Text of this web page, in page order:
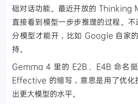
础对话功能。最近开放的 Thinking
直接看到模型一步步推理的过程。
分模型才能开，比如 Google 自家
持。
Gemma 4 里的 E2B、E4B 命名
Effective 的缩写，意思是用了优化
出更大模型的水平。